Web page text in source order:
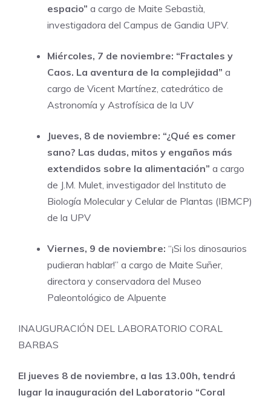
espacio” a cargo de Maite Sebastià,
investigadora del Campus de Gandia UPV.
Miércoles, 7 de noviembre: “Fractales y
Caos. La aventura de la complejidad” a
cargo de Vicent Martínez, catedrático de
Astronomía y Astrofísica de la UV
Jueves, 8 de noviembre: “¿Qué es comer
sano? Las dudas, mitos y engaños más
extendidos sobre la alimentación” a cargo
de J.M. Mulet, investigador del Instituto de
Biología Molecular y Celular de Plantas (IBMCP)
de la UPV
Viernes, 9 de noviembre: “¡Si los dinosaurios
pudieran hablar!” a cargo de Maite Suñer,
directora y conservadora del Museo
Paleontológico de Alpuente
INAUGURACIÓN DEL LABORATORIO CORAL
BARBAS
El jueves 8 de noviembre, a las 13.00h, tendrá
lugar la inauguración del Laboratorio “Coral